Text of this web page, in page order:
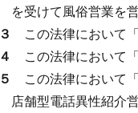
を受けて風俗営業を
３ この法律において
４ この法律において
５ この法律において
店舗型電話異性紹介